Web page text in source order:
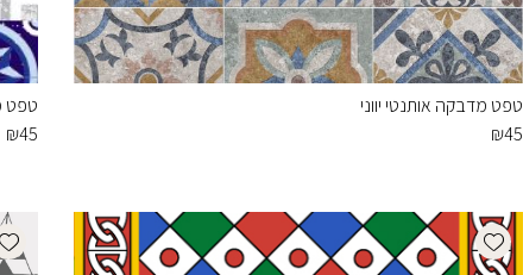
טפט מדבקה אותנטי יווני
₪45
טפט
₪45
Add wishlist